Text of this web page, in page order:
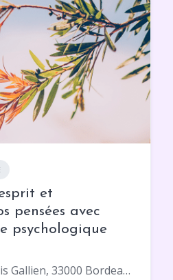
et
pensées avec
psychologique
155 Rue du Palais Gallien, 33000 Bordeaux